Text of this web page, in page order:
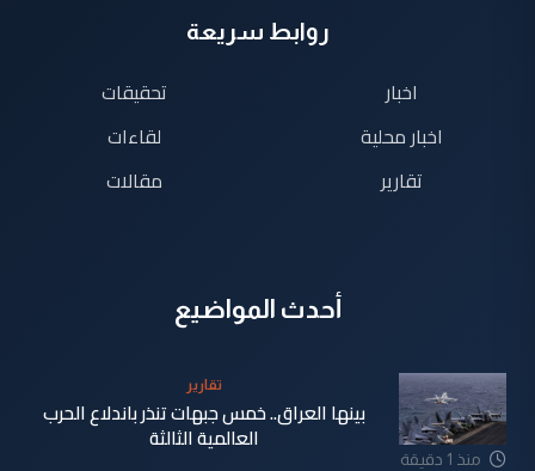
روابط سريعة
اخبار
اخبار محلية
تقارير
تحقيقات
لقاءات
مقالات
أحدث المواضيع
منذ 1 دقيقة
تقارير
بينها العراق.. خمس جبهات تنذر باندلاع الحرب
العالمية الثالثة